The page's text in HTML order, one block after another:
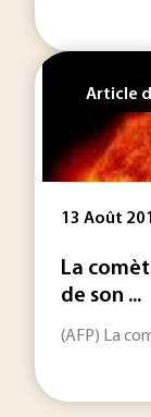
Article
13 Août
La
de son ...
(AFP) La